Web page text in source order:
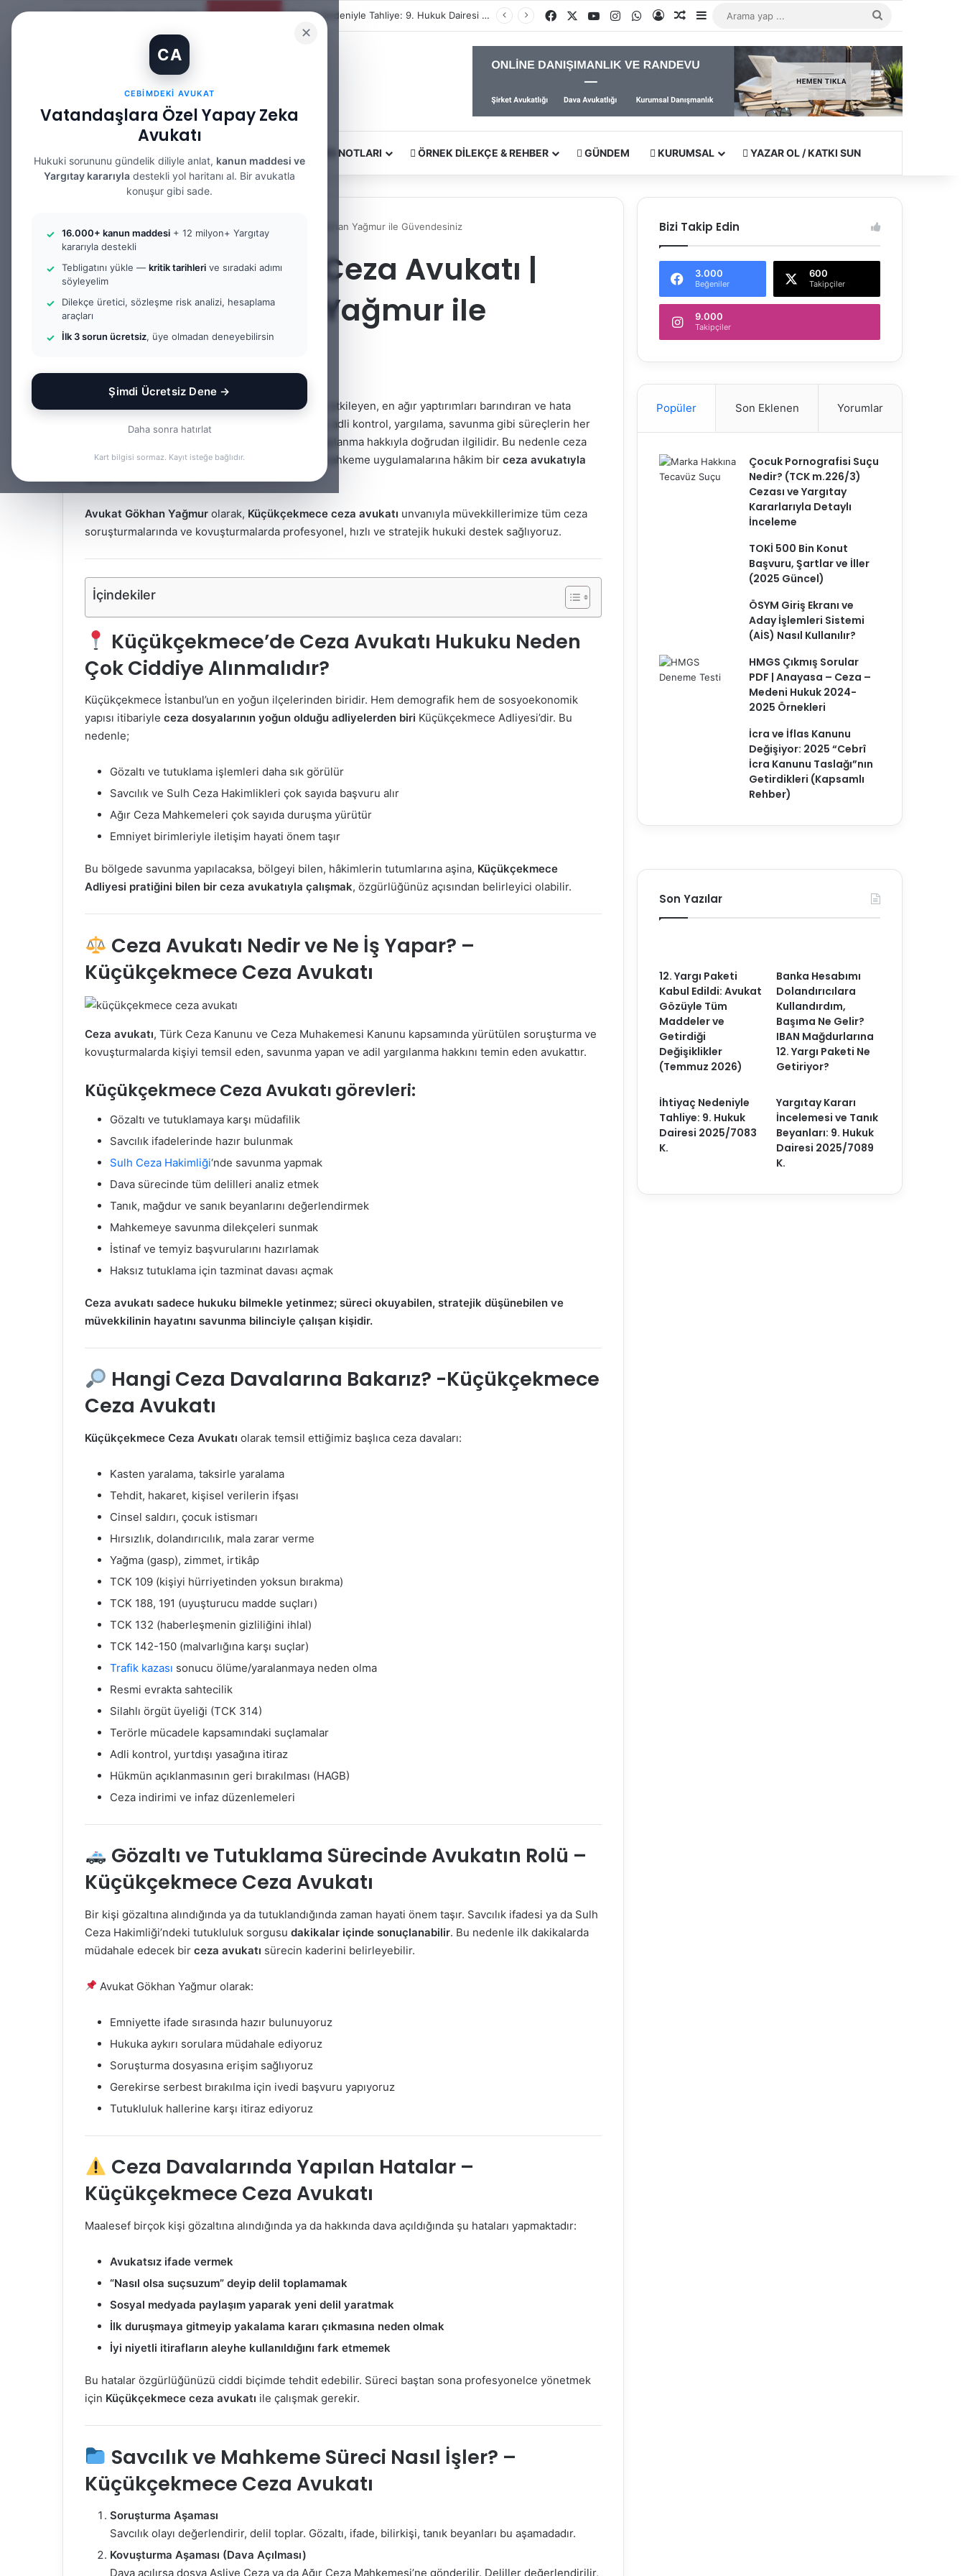
✕
CA
CEBIMDEKI AVUKAT
Vatandaşlara Özel Yapay Zeka
Avukatı
Hukuki sorununu gündelik diliyle anlat, kanun maddesi ve
Yargıtay kararıyla destekli yol haritanı al. Bir avukatla
konuşur gibi sade.
16.000+ kanun maddesi + 12 milyon+ Yargıtay
kararıyla destekli
Tebligatını yükle — kritik tarihleri ve sıradaki adımı
söyleyelim
Dilekçe üretici, sözleşme risk analizi, hesaplama
araçları
İlk 3 sorun ücretsiz, üye olmadan deneyebilirsin
Şimdi Ücretsiz Dene →
Daha sonra hatırlat
Kart bilgisi sormaz. Kayıt isteğe bağlıdır.
Perşembe, Ağustos 6 2026 Güncel Makale Yargıtay Kararı İncelemesi ve Tanık Beyanları: 9. Hukuk Dairesi 2025/7089 K. FacebookYouTubeInstagramWhatsApp
Kayıt OlRastgele Makale
Kenar Bölmesi
...
HUKUK DERS NOTLARI ÖRNEK DILEKÇE & REHBER GÜNDEM KURUMSAL YAZAR OL / KATKI SUN
Küçükçekmece Ceza Avukatı | Avukat Gökhan Yağmur ile Güvendesiniz
Küçükçekmece Ceza Avukatı |
Avukat Gökhan Yağmur ile
Güvendesiniz
, bireylerin özgürlüğünü doğrudan etkileyen, en ağır yaptırımları barındıran ve hata
kaldırmayan bir hukuk dalıdır. Gözaltı, tutuklama, adli kontrol, yargılama, savunma gibi süreçlerin her
biri; kişisel özgürlükler, kamu düzeni ve adil yargılanma hakkıyla doğrudan ilgilidir. Bu nedenle ceza
davalarında en önemli adım, tecrübeli ve yerel mahkeme uygulamalarına hâkim bir ceza avukatıyla
Avukat Gökhan Yağmur olarak, Küçükçekmece ceza avukatı unvanıyla müvekkillerimize tüm ceza
soruşturmalarında ve kovuşturmalarda profesyonel, hızlı ve stratejik hukuki destek sağlıyoruz.
İçindekiler
Küçükçekmece’de Ceza Avukatı Hukuku Neden
Çok Ciddiye Alınmalıdır?
Küçükçekmece İstanbul’un en yoğun ilçelerinden biridir. Hem demografik hem de sosyoekonomik
yapısı itibariyle ceza dosyalarının yoğun olduğu adliyelerden biri Küçükçekmece Adliyesi’dir. Bu
nedenle;
Gözaltı ve tutuklama işlemleri daha sık görülür
Savcılık ve Sulh Ceza Hakimlikleri çok sayıda başvuru alır
Ağır Ceza Mahkemeleri çok sayıda duruşma yürütür
Emniyet birimleriyle iletişim hayati önem taşır
Bu bölgede savunma yapılacaksa, bölgeyi bilen, hâkimlerin tutumlarına aşina, Küçükçekmece
Adliyesi pratiğini bilen bir ceza avukatıyla çalışmak, özgürlüğünüz açısından belirleyici olabilir.
Ceza Avukatı Nedir ve Ne İş Yapar? –
Küçükçekmece Ceza Avukatı
Ceza avukatı, Türk Ceza Kanunu ve Ceza Muhakemesi Kanunu kapsamında yürütülen soruşturma ve
kovuşturmalarda kişiyi temsil eden, savunma yapan ve adil yargılanma hakkını temin eden avukattır.
Küçükçekmece Ceza Avukatı görevleri:
Gözaltı ve tutuklamaya karşı müdafilik
Savcılık ifadelerinde hazır bulunmak
Sulh Ceza Hakimliği‘nde savunma yapmak
Dava sürecinde tüm delilleri analiz etmek
Tanık, mağdur ve sanık beyanlarını değerlendirmek
Mahkemeye savunma dilekçeleri sunmak
İstinaf ve temyiz başvurularını hazırlamak
Haksız tutuklama için tazminat davası açmak
Ceza avukatı sadece hukuku bilmekle yetinmez; süreci okuyabilen, stratejik düşünebilen ve
müvekkilinin hayatını savunma bilinciyle çalışan kişidir.
Hangi Ceza Davalarına Bakarız? -Küçükçekmece
Ceza Avukatı
Küçükçekmece Ceza Avukatı olarak temsil ettiğimiz başlıca ceza davaları:
Kasten yaralama, taksirle yaralama
Tehdit, hakaret, kişisel verilerin ifşası
Cinsel saldırı, çocuk istismarı
Hırsızlık, dolandırıcılık, mala zarar verme
Yağma (gasp), zimmet, irtikâp
TCK 109 (kişiyi hürriyetinden yoksun bırakma)
TCK 188, 191 (uyuşturucu madde suçları)
TCK 132 (haberleşmenin gizliliğini ihlal)
TCK 142-150 (malvarlığına karşı suçlar)
Trafik kazası sonucu ölüme/yaralanmaya neden olma
Resmi evrakta sahtecilik
Silahlı örgüt üyeliği (TCK 314)
Terörle mücadele kapsamındaki suçlamalar
Adli kontrol, yurtdışı yasağına itiraz
Hükmün açıklanmasının geri bırakılması (HAGB)
Ceza indirimi ve infaz düzenlemeleri
Gözaltı ve Tutuklama Sürecinde Avukatın Rolü –
Küçükçekmece Ceza Avukatı
Bir kişi gözaltına alındığında ya da tutuklandığında zaman hayati önem taşır. Savcılık ifadesi ya da Sulh
Ceza Hakimliği’ndeki tutukluluk sorgusu dakikalar içinde sonuçlanabilir. Bu nedenle ilk dakikalarda
müdahale edecek bir ceza avukatı sürecin kaderini belirleyebilir.
Avukat Gökhan Yağmur olarak:
Emniyette ifade sırasında hazır bulunuyoruz
Hukuka aykırı sorulara müdahale ediyoruz
Soruşturma dosyasına erişim sağlıyoruz
Gerekirse serbest bırakılma için ivedi başvuru yapıyoruz
Tutukluluk hallerine karşı itiraz ediyoruz
Ceza Davalarında Yapılan Hatalar –
Küçükçekmece Ceza Avukatı
Maalesef birçok kişi gözaltına alındığında ya da hakkında dava açıldığında şu hataları yapmaktadır:
Avukatsız ifade vermek
“Nasıl olsa suçsuzum” deyip delil toplamamak
Sosyal medyada paylaşım yaparak yeni delil yaratmak
İlk duruşmaya gitmeyip yakalama kararı çıkmasına neden olmak
İyi niyetli itirafların aleyhe kullanıldığını fark etmemek
Bu hatalar özgürlüğünüzü ciddi biçimde tehdit edebilir. Süreci baştan sona profesyonelce yönetmek
için Küçükçekmece ceza avukatı ile çalışmak gerekir.
Savcılık ve Mahkeme Süreci Nasıl İşler? –
Küçükçekmece Ceza Avukatı
Soruşturma Aşaması
Savcılık olayı değerlendirir, delil toplar. Gözaltı, ifade, bilirkişi, tanık beyanları bu aşamadadır.
Kovuşturma Aşaması (Dava Açılması)
Dava açılırsa dosya Asliye Ceza ya da Ağır Ceza Mahkemesi’ne gönderilir. Deliller değerlendirilir,
Bizi Takip Edin
3.000
Beğeniler
600
Takipçiler
9.000
Takipçiler
Popüler Son Eklenen Yorumlar
Çocuk Pornografisi Suçu
Nedir? (TCK m.226/3)
Cezası ve Yargıtay
Kararlarıyla Detaylı
İnceleme
TOKİ 500 Bin Konut
Başvuru, Şartlar ve İller
(2025 Güncel)
ÖSYM Giriş Ekranı ve
Aday İşlemleri Sistemi
(AİS) Nasıl Kullanılır?
HMGS Çıkmış Sorular
PDF | Anayasa – Ceza –
Medeni Hukuk 2024-
2025 Örnekleri
İcra ve İflas Kanunu
Değişiyor: 2025 “Cebrî
İcra Kanunu Taslağı”nın
Getirdikleri (Kapsamlı
Rehber)
Son Yazılar
12. Yargı Paketi
Kabul Edildi: Avukat
Gözüyle Tüm
Maddeler ve
Getirdiği
Değişiklikler
(Temmuz 2026)
Banka Hesabımı
Dolandırıcılara
Kullandırdım,
Başıma Ne Gelir?
IBAN Mağdurlarına
12. Yargı Paketi Ne
Getiriyor?
İhtiyaç Nedeniyle
Tahliye: 9. Hukuk
Dairesi 2025/7083
K.
Yargıtay Kararı
İncelemesi ve Tanık
Beyanları: 9. Hukuk
Dairesi 2025/7089
K.